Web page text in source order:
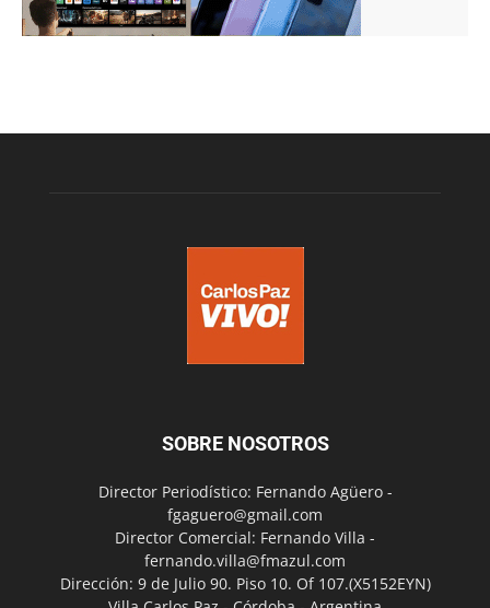
SOBRE NOSOTROS
Director Periodístico: Fernando Agüero -
fgaguero@gmail.com
Director Comercial: Fernando Villa -
fernando.villa@fmazul.com
Dirección: 9 de Julio 90. Piso 10. Of 107.(X5152EYN)